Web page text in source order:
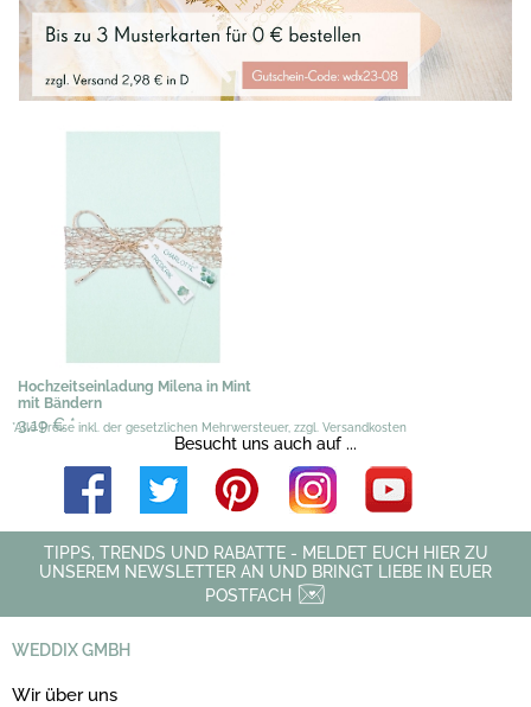
Hochzeitseinladung Milena in Mint
mit Bändern
3,19 €*
*Alle Preise inkl. der gesetzlichen Mehrwersteuer, zzgl. Versandkosten
Besucht uns auch auf ...
TIPPS, TRENDS UND RABATTE - MELDET EUCH HIER ZU
UNSEREM NEWSLETTER AN UND BRINGT LIEBE IN EUER
POSTFACH
WEDDIX GMBH
Wir über uns